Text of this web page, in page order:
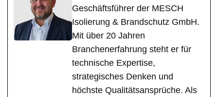
Geschäftsführer der MESCH
Isolierung & Brandschutz GmbH.
Mit über 20 Jahren
Branchenerfahrung steht er für
technische Expertise,
strategisches Denken und
höchste Qualitätsansprüche. Als